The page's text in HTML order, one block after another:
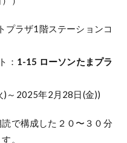
プラザ1階ステーションコ
： 1-15 ローソンたまプラ
)～2025年2月28日(金))
で構成した２０〜３０分
。